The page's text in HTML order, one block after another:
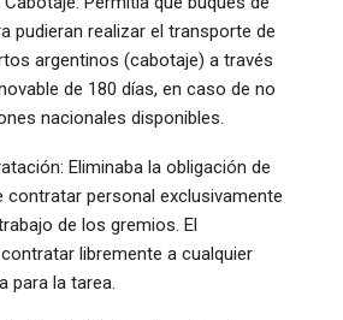
pudieran realizar el transporte de
argentinos (cabotaje) a través
de 180 días, en caso de no
nacionales disponibles.
Eliminaba la obligación de
contratar personal exclusivamente
de los gremios. El
libremente a cualquier
para la tarea.